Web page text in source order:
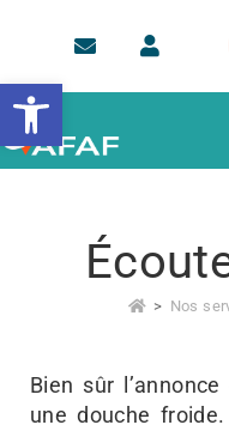
Ouvrir la
> Nos
Bien sûr
une douche